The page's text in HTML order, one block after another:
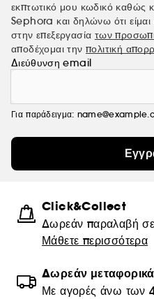
εκπτωτικό μου κωδικό καθώς
Sephora και δηλώνω ότι
στην επεξεργασία των
αποδέχομαι την πολιτική
Διεύθυνση email
Για παράδειγμα:
Click&Collect
Δωρεάν παραλαβή
Μάθετε περισσότερα
Δωρεάν μεταφορικά
Με αγορές άνω των